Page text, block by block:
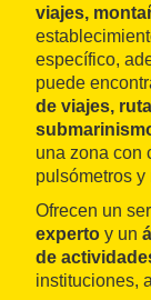
viajes,
específico,
puede
de viajes,
una zona con
pulsómetros y
Ofrecen un
experto y un
de
instituciones,